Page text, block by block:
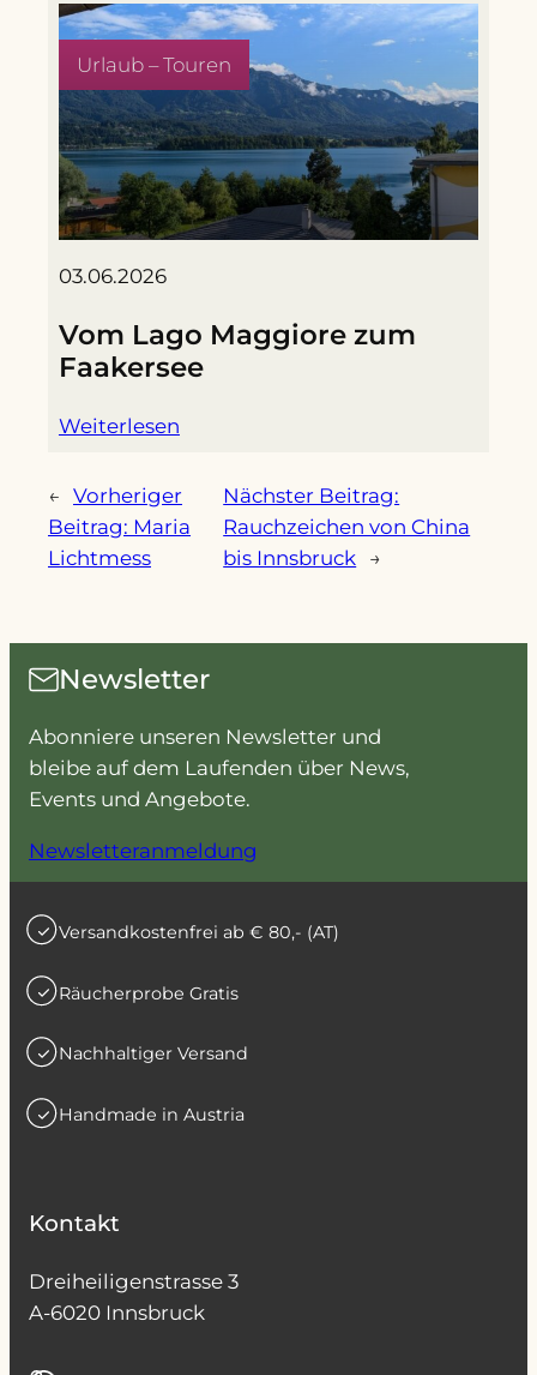
03.06.2026
Vom Lago Maggiore zum
Faakersee
Weiterlesen
Urlaub – Touren
← Vorheriger
Beitrag: Maria
Lichtmess
Nächster Beitrag:
Rauchzeichen von China
bis Innsbruck →
Newsletter
Abonniere unseren Newsletter und
bleibe auf dem Laufenden über News,
Events und Angebote.
Newsletteranmeldung
Versandkostenfrei ab € 80,- (AT)
Räucherprobe Gratis
Nachhaltiger Versand
Handmade in Austria
Kontakt
Dreiheiligenstrasse 3
A-6020 Innsbruck